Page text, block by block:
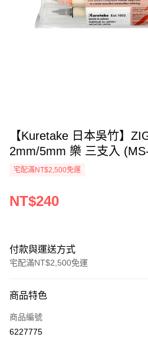
【Kuretake 日本吳竹】
2mm/5mm 樂 三支入
宅配滿NT$2,500免運
NT$240
付款與運送方式
宅配滿NT$2,500免運
信用卡一次付款
Apple Pay
商品特色
商品編號
6227775